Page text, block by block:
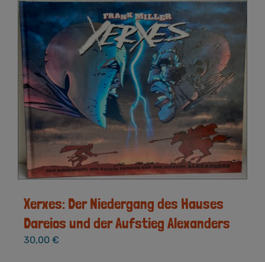
Xerxes: Der Niedergang des Hauses
Dareios und der Aufstieg Alexanders
30,00 €